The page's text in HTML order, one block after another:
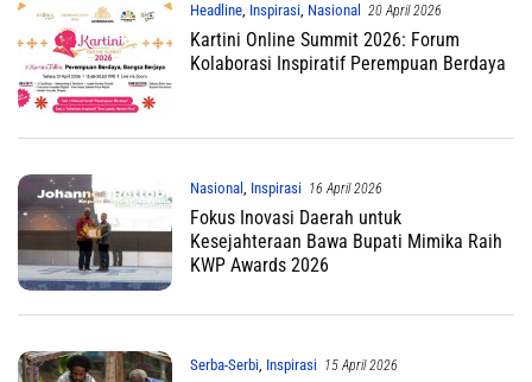
Headline, Inspirasi, Nasional 20 April 2026
Kartini Online Summit 2026: Forum
Kolaborasi Inspiratif Perempuan Berdaya
Nasional Inspirasi 16 April 2026
Fokus Inovasi Daerah untuk
Kesejahteraan Bawa Bupati Mimika Raih
KWP Awards 2026
Serba-Serbi, Inspirasi 15 April 2026